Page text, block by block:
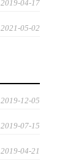
2019-04-17
2021-05-02
2019-12-05
2019-07-15
2019-04-21